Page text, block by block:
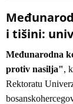
i tišini:
Međunarodna
protiv nasilja",
Rektoratu